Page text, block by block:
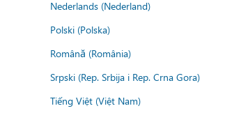
Nederlands (Nederland)
Polski (Polska)
Română (România)
Srpski (Rep. Srbija i Rep. Crna Gora)
Tiếng Việt (Việt Nam)